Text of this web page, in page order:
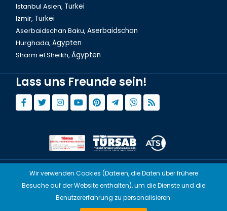
Istanbul Asien, Turkei
Izmir, Turkei
Aserbaidschan Baku, Aserbaidschan
Hurghada, Ägypten
Sharm el Sheikh, Ägypten
Lass uns Freunde sein!
© Copyright 2015 - 2026,Tourwix.de
Artmodern UG (Haftungsbeschränkt) Arbeitet mit
Übereinstimmenden Gesetzen von Deutschland
Wir verwenden Cookies (Dateien, die Daten über frühere
Besuche auf der Website enthalten), um die Dienste und die
Benutzererfahrung zu personalisieren.